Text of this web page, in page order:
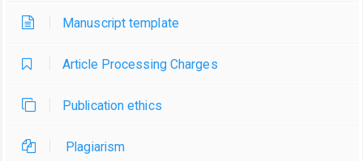
Manuscript template
Article Processing Charges
Publication ethics
Plagiarism